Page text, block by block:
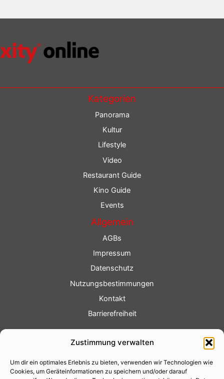
Zustimmung verwalten
Um dir ein optimales Erlebnis zu bieten, verwenden wir Technologien wie
Cookies, um Geräteinformationen zu speichern und/oder darauf
Kategorien
Panorama
Kultur
Lifestyle
Video
Restaurant Guide
Kino Guide
Events
Allgemein
AGBs
Impressum
Datenschutz
Nutzungsbestimmungen
Kontakt
Barrierefreiheit
Fotoservice
Videoservice